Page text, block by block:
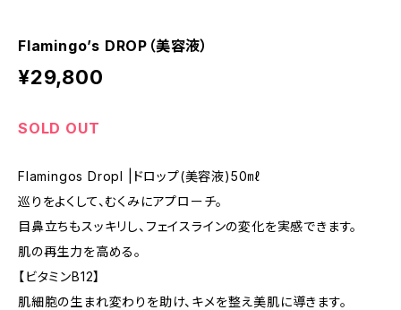
Flamingo’s DROP（美容液）
¥29,800
SOLD OUT
Flamingos DropI |ドロップ(美容液)50㎖
巡りをよくして、むくみにアプローチ。
目鼻立ちもスッキリし、フェイスラインの変化を実感できます。
肌の再生力を高める。
【ビタミンB12】
肌細胞の生まれ変わりを助け、キメを整え美肌に導きます。